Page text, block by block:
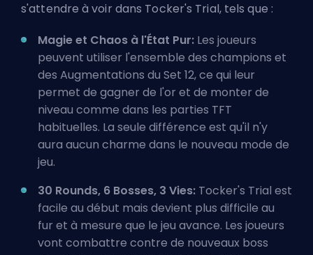
s'attendre à voir dans Tocker's Trial, tels que :
Magie et Chaos à l'État Pur: Les joueurs
peuvent utiliser l'ensemble des champions et
des Augmentations du Set 12, ce qui leur
permet de gagner de l'or et de monter de
niveau comme dans les parties TFT
habituelles. La seule différence est qu'il n'y
aura aucun charme dans le nouveau mode de
jeu.
30 Rounds, 6 Bosses, 3 Vies: Tocker's Trial est
facile au début mais devient plus difficile au
fur et à mesure que le jeu avance. Les joueurs
vont combattre contre de nouveaux boss